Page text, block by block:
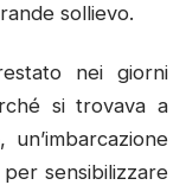
sollievo.
nei giorni
si trovava a
sensibilizzare